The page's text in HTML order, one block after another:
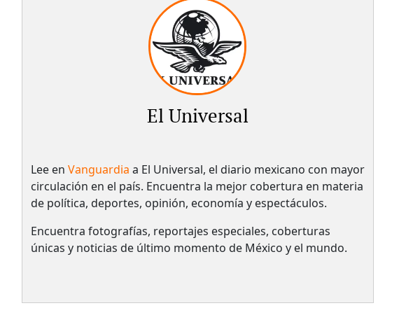
El Universal
Lee en Vanguardia a El Universal, el diario mexicano con mayor
circulación en el país.​ Encuentra la mejor cobertura en materia
de política, deportes, opinión, economía y espectáculos.
Encuentra fotografías, reportajes especiales, coberturas
únicas y noticias de último momento de México y el mundo.